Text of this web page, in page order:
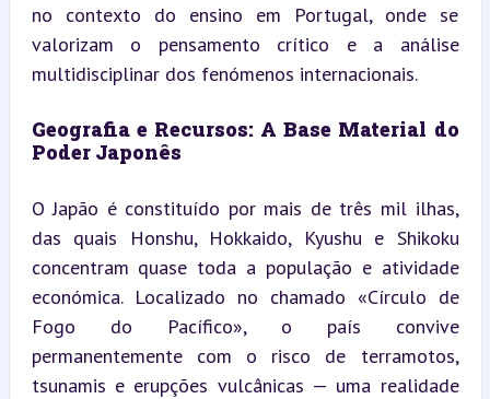
no contexto do ensino em Portugal, onde se
valorizam o pensamento crítico e a análise
multidisciplinar dos fenómenos internacionais.
Geografia e Recursos: A Base Material do
Poder Japonês
O Japão é constituído por mais de três mil ilhas,
das quais Honshu, Hokkaido, Kyushu e Shikoku
concentram quase toda a população e atividade
económica. Localizado no chamado «Círculo de
Fogo do Pacífico», o país convive
permanentemente com o risco de terramotos,
tsunamis e erupções vulcânicas — uma realidade